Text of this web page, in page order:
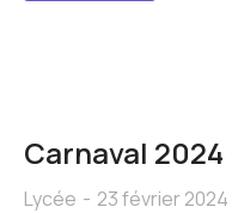
Carnaval 2024
Lycée 23 février 2024